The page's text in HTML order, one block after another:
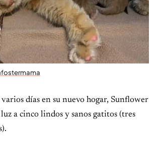
varios días en su nuevo hogar, Sunflower
a cinco lindos y sanos gatitos (tres